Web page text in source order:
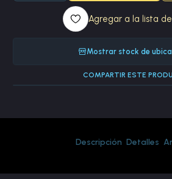
Agregar a la lista
Mostrar stock de
COMPARTIR ESTE
Descripción Detalles